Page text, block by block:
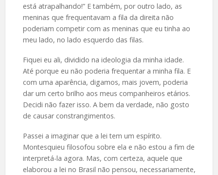
está atrapalhando!” E também, por outro lado, as
meninas que frequentavam a fila da direita não
poderiam competir com as meninas que eu tinha ao
meu lado, no lado esquerdo das filas.
Fiquei eu ali, dividido na ideologia da minha idade.
Até porque eu não poderia frequentar a minha fila. E
com uma aparência, digamos, mais jovem, poderia
dar um certo brilho aos meus companheiros etários.
Decidi não fazer isso. A bem da verdade, não gosto
de causar constrangimentos.
Passei a imaginar que a lei tem um espírito.
Montesquieu filosofou sobre ela e não estou a fim de
interpretá-la agora. Mas, com certeza, aquele que
elaborou a lei no Brasil não pensou, necessariamente,